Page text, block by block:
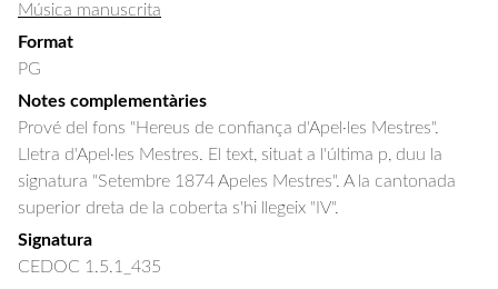
Música manuscrita
Format
PG
Notes complementàries
Prové del fons "Hereus de confiança d'Apel·les Mestres".
Lletra d'Apel·les Mestres. El text, situat a l'última p, duu la
signatura "Setembre 1874 Apeles Mestres". A la cantonada
superior dreta de la coberta s'hi llegeix "IV".
Signatura
CEDOC 1.5.1_435